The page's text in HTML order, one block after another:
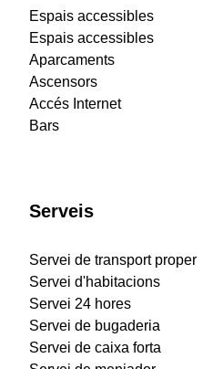
Espais accessibles
Espais accessibles
Aparcaments
Ascensors
Accés Internet
Bars
Serveis
Servei de transport proper
Servei d'habitacions
Servei 24 hores
Servei de bugaderia
Servei de caixa forta